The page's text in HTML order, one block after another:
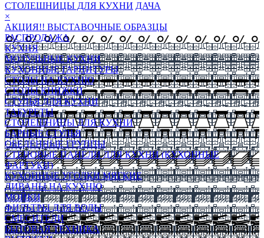
СТОЛЕШНИЦЫ ДЛЯ КУХНИ ДАЧА
×
АКЦИЯ!! ВЫСТАВОЧНЫЕ ОБРАЗЦЫ
РАСПРОДАЖА
КУХНЯ
МОДУЛЬНЫЕ КУХНИ
КУХОННЫЕ ГАРНИТУРЫ
СТОЛЫ НА КУХНЮ
СТОЛЫ КНИЖКИ
СТУЛЬЯ ДЛЯ КУХНИ
ТАБУРЕТЫ
СТОЛЕШНИЦЫ ДЛЯ КУХНИ
БАРНЫЕ СТУЛЬЯ
ОБЕДЕННЫЕ ГРУППЫ
СТЕНОВЫЕ ПАНЕЛИ ДЛЯ КУХНИ (КУХОННЫЕ
ФАРТУКИ)
КУХОННЫЕ УГОЛКИ МЯГКИЕ
ДИВАНЫ НА КУХНЮ
МОЙКИ
ФИЛЬТРЫ ДЛЯ ВОДЫ
СМЕСИТЕЛИ
БЫТОВАЯ ТЕХНИКА